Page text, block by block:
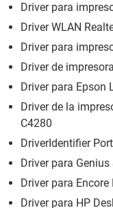
Driver para
Driver WLAN
Driver para
Driver de
Driver para Epson
Driver de la
C4280
DriverIdentifier
Driver para
Driver para Encore
Driver para HP